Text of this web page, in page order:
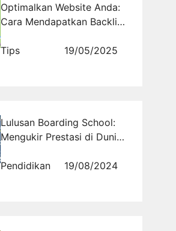
Optimalkan Website Anda:
Cara Mendapatkan Backlink
Tips
19/05/2025
Lulusan Boarding School:
Mengukir Prestasi di Dunia
Pendidikan
19/08/2024